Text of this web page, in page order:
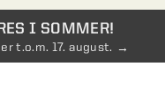
I SOMMER!
t.o.m. 17. august.